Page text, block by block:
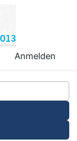
Anmelden